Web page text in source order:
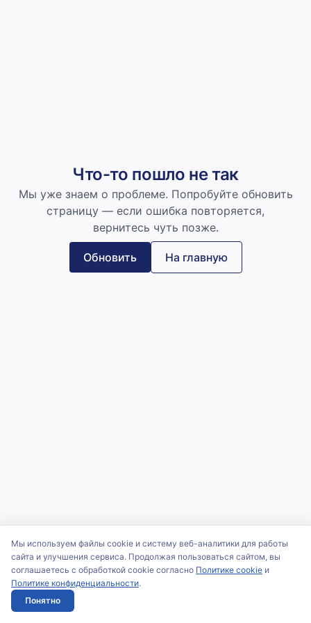
Что-то пошло не так
Мы уже знаем о проблеме. Попробуйте обновить
страницу — если ошибка повторяется,
вернитесь чуть позже.
Обновить На главную
Мы используем файлы cookie и систему веб-аналитики для работы
сайта и улучшения сервиса. Продолжая пользоваться сайтом, вы
соглашаетесь с обработкой cookie согласно Политике cookie и
Политике конфиденциальности.
Понятно